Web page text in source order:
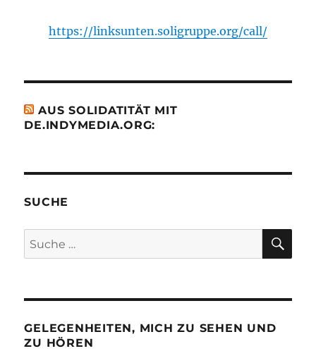
https://linksunten.soligruppe.org/call/
AUS SOLIDATITÄT MIT
DE.INDYMEDIA.ORG:
SUCHE
Suche
nach:
GELEGENHEITEN, MICH ZU SEHEN UND
ZU HÖREN